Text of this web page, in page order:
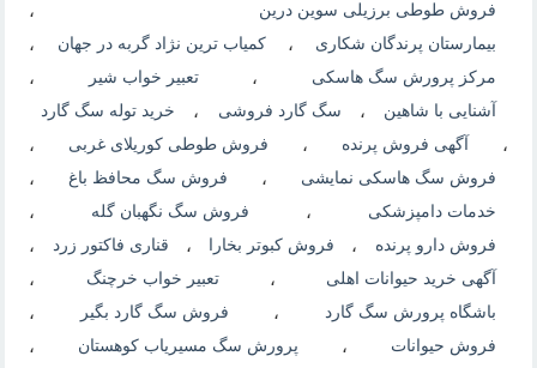
فروش طوطی برزیلی سوین درین ،
بیمارستان پرندگان شکاری ، کمیاب ترین نژاد گربه در جهان ،
مرکز پرورش سگ هاسکی ، تعبیر خواب شیر ،
آشنایی با شاهین ، سگ گارد فروشی ، خرید توله سگ گارد
، آگهی فروش پرنده ، فروش طوطی کوریلای غربی ،
فروش سگ هاسکی نمایشی ، فروش سگ محافظ باغ ،
خدمات دامپزشکی ، فروش سگ نگهبان گله ،
فروش دارو پرنده ، فروش کبوتر بخارا ، قناری فاکتور زرد ،
آگهی خرید حیوانات اهلی ، تعبیر خواب خرچنگ ،
باشگاه پرورش سگ گارد ، فروش سگ گارد بگیر ،
فروش حیوانات ، پرورش سگ مسیریاب کوهستان ،